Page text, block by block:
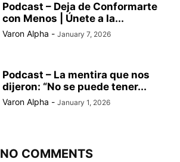
Podcast – Deja de Conformarte
con Menos | Únete a la...
Varon Alpha - January 7, 2026
Podcast – La mentira que nos
dijeron: “No se puede tener...
Varon Alpha - January 1, 2026
NO COMMENTS